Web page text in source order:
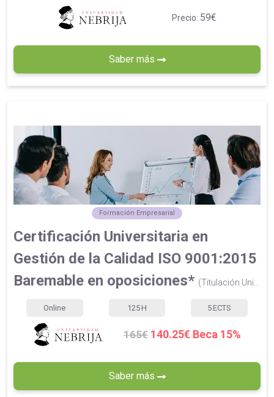
Precio: 59€
Saber más
Formación Empresarial
Certificación Universitaria en
Gestión de la Calidad ISO 9001:2015
Baremable en oposiciones* (Titulación Uni...
Online 125 H 5 ECTS
165€ 140.25€ Beca 15%
Saber más